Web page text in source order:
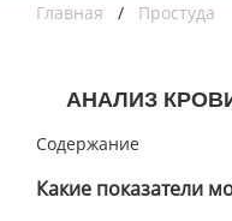
Главная / Простуда
АНАЛИЗ
Содержание
Какие показатели